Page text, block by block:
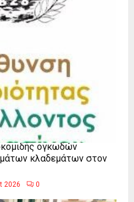
ογκωδών
κλαδεμάτων στον
2026 0